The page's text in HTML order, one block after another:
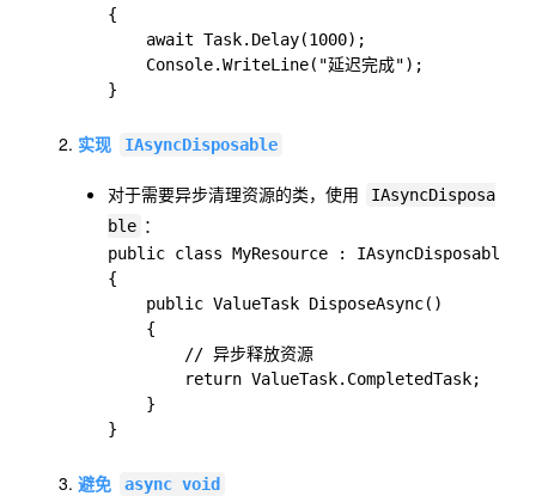
{
await Task.Delay(1000);
Console.WriteLine("延迟完成");
}
实现 IAsyncDisposable
对于需要异步清理资源的类，使用
IAsyncDisposa
ble ：
public class MyResource : IAsyncDisposable
{
public ValueTask DisposeAsync()
{
// 异步释放资源
return ValueTask.CompletedTask;
}
}
避免 async void